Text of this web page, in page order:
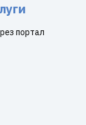
портал